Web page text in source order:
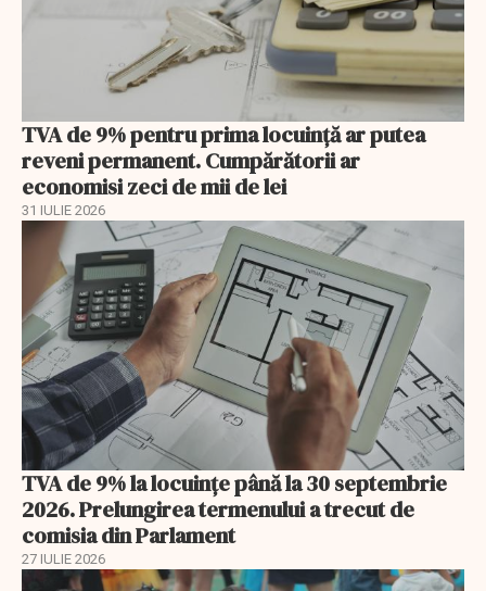
TVA de 9% pentru prima locuință ar putea
reveni permanent. Cumpărătorii ar
economisi zeci de mii de lei
31 IULIE 2026
TVA de 9% la locuințe până la 30 septembrie
2026. Prelungirea termenului a trecut de
comisia din Parlament
27 IULIE 2026